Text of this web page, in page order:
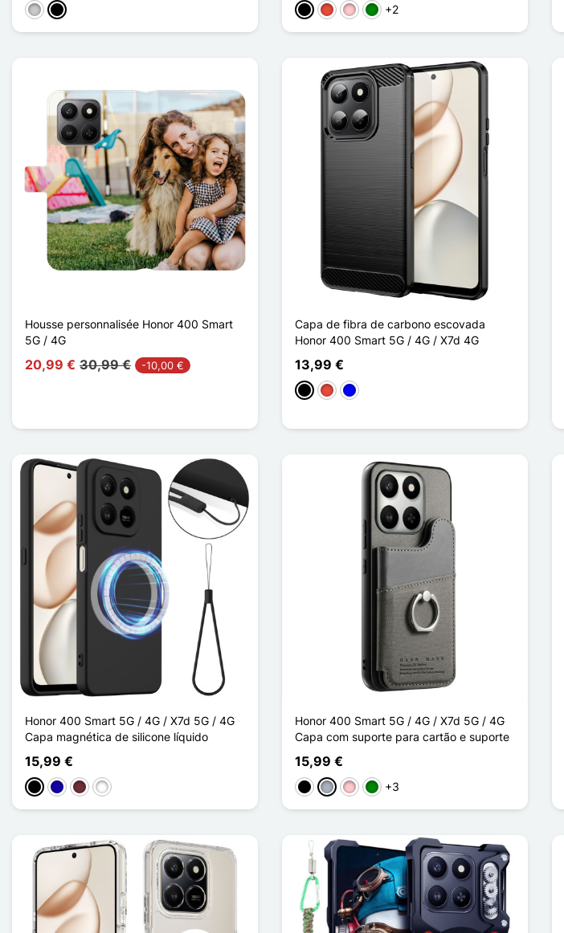
Transparente
Noir Mat PretoVermelho
RosaVerde
+2
Housse personnalisée Honor 400 Smart
5G / 4G
20,99 € 30,99 € -10,00 €
Capa de fibra de carbono escovada
Honor 400 Smart 5G / 4G / X7d 4G
13,99 €
PretoVermelho
Azul
Honor 400 Smart 5G / 4G / X7d 5G / 4G
Capa magnética de silicone líquido
15,99 €
PretoAzul Escuro
Rouge VinVert Foncé
Honor 400 Smart 5G / 4G / X7d 5G / 4G
Capa com suporte para cartão e suporte
15,99 €
PretoCinzento
RosaVerde
+3